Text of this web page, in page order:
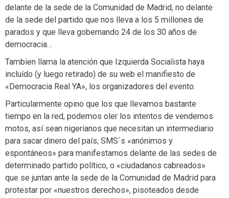
delante de la sede de la Comunidad de Madrid, no delante
de la sede del partido que nos lleva a los 5 millones de
parados y que lleva gobernando 24 de los 30 años de
democracia…
Tambien llama la atención que Izquierda Socialista haya
incluído (y luego retirado) de su web el manifiesto de
«Democracia Real YA», los organizadores del evento.
Particularmente opino que los que llevamos bastante
tiempo en la red, podemos oler los intentos de vendernos
motos, así sean nigerianos que necesitan un intermediario
para sacar dinero del país, SMS´s «anónimos y
espontáneos» para manifestarnos delante de las sedes de
determinado partido político, o «ciudadanos cabreados»
que se juntan ante la sede de la Comunidad de Madrid para
protestar por «nuestros derechos», pisoteados desde